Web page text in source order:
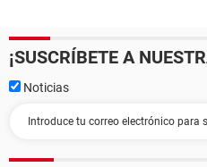
¡SUSCRÍBETE A
Noticias